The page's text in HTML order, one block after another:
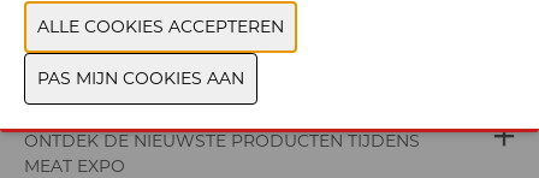
PRODUCTGROEP
FOTO'S
ONTDEK DE NIEUWSTE PRODUCTEN TIJDENS
MEAT EXPO